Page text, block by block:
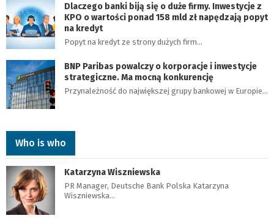
Dlaczego banki biją się o duże firmy. Inwestycje z
KPO o wartości ponad 158 mld zł napędzają popyt
na kredyt
Popyt na kredyt ze strony dużych firm…
BNP Paribas powalczy o korporacje i inwestycje
strategiczne. Ma mocną konkurencję
Przynależność do największej grupy bankowej w Europie…
Who is who
Katarzyna Wiszniewska
PR Manager, Deutsche Bank Polska Katarzyna
Wiszniewska…